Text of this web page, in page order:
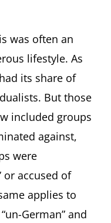
was often an
lifestyle. As
its share of
But those
included groups
against,
were
or accused of
applies to
German” and